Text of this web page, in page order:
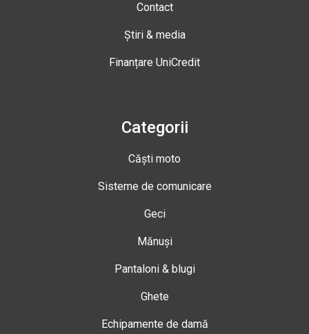
Contact
Știri & media
Finanțare UniCredit
Categorii
Căști moto
Sisteme de comunicare
Geci
Mănuși
Pantaloni & blugi
Ghete
Echipamente de damă